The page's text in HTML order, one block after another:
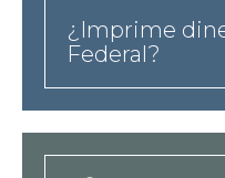
taxonomy-
term-
a
¿Imprime
Federal?